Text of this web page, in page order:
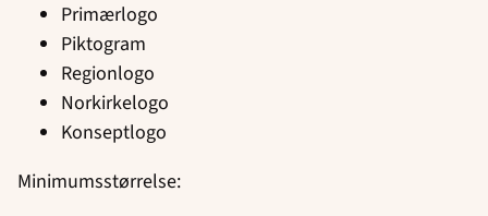
Primærlogo
Piktogram
Regionlogo
Norkirkelogo
Konseptlogo
Minimumsstørrelse: